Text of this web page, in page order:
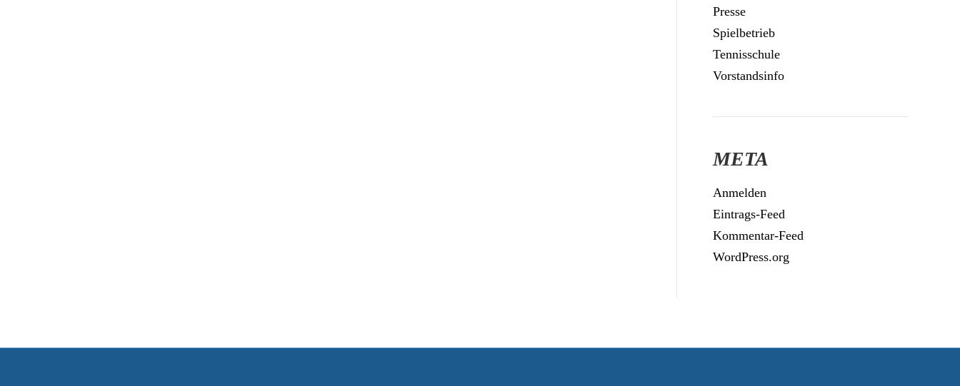
Presse
Spielbetrieb
Tennisschule
Vorstandsinfo
META
Anmelden
Eintrags-Feed
Kommentar-Feed
WordPress.org